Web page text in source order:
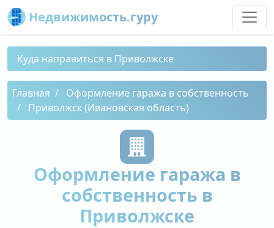
Недвижимость.гуру
Куда направиться в Приволжске
Главная
Оформление гаража в собственность
Приволжск (Ивановская область)
Оформление гаража в
собственность в
Приволжске